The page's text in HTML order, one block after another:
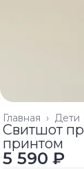
Дети
Главная ›
Свитшот
принтом
5 590 ₽